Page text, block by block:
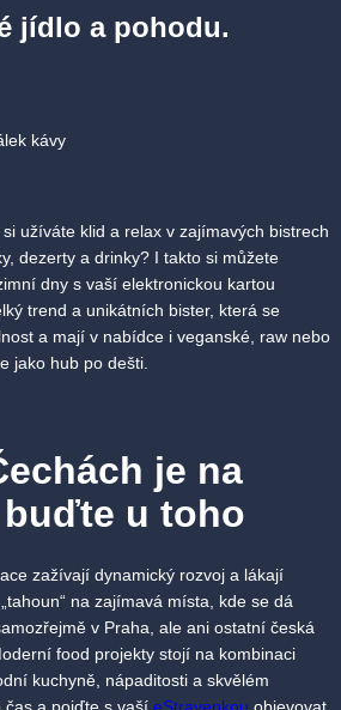
jídlo a pohodu.
užíváte klid a relax v zajímavých bistrech
dezerty a drinky? I takto si můžete
dny s vaší elektronickou kartou
trend a unikátních bister, která se
a mají v nabídce i veganské, raw nebo
jako hub po dešti.
je na
u toho
zažívají dynamický rozvoj a lákají
na zajímavá místa, kde se dá
v Praha, ale ani ostatní česká
food projekty stojí na kombinaci
kuchyně, nápaditosti a skvělém